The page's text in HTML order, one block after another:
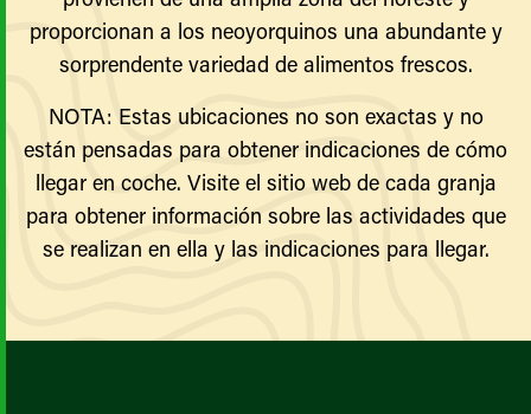
proporcionan a los neoyorquinos una abundante y
sorprendente variedad de alimentos frescos.
NOTA: Estas ubicaciones no son exactas y no
están pensadas para obtener indicaciones de cómo
llegar en coche. Visite el sitio web de cada granja
para obtener información sobre las actividades que
se realizan en ella y las indicaciones para llegar.